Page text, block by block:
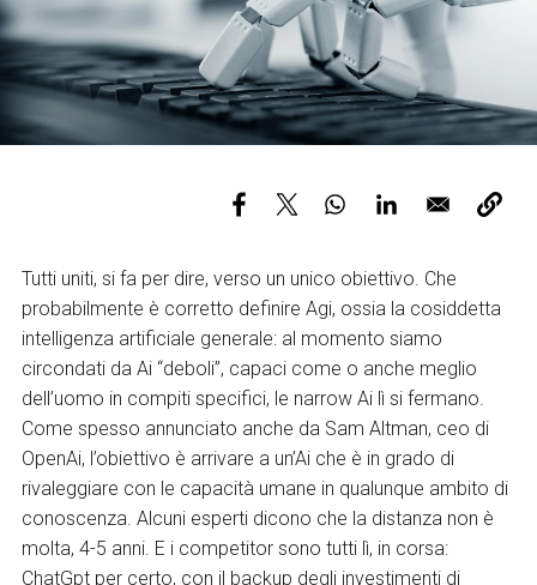
Services and accessibility
Contact us
FAQs
Tickets
Tutti uniti, si fa per dire, verso un unico obiettivo. Che
probabilmente è corretto definire Agi, ossia la cosiddetta
intelligenza artificiale generale: al momento siamo
circondati da Ai “deboli”, capaci come o anche meglio
dell’uomo in compiti specifici, le narrow Ai lì si fermano.
Come spesso annunciato anche da Sam Altman, ceo di
OpenAi, l’obiettivo è arrivare a un’Ai che è in grado di
rivaleggiare con le capacità umane in qualunque ambito di
conoscenza. Alcuni esperti dicono che la distanza non è
molta, 4-5 anni. E i competitor sono tutti lì, in corsa:
ChatGpt per certo, con il backup degli investimenti di